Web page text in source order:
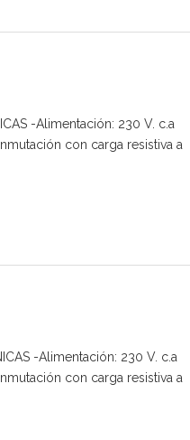
-Alimentación: 230 V. c.a
con carga resistiva a
-Alimentación: 230 V. c.a
con carga resistiva a